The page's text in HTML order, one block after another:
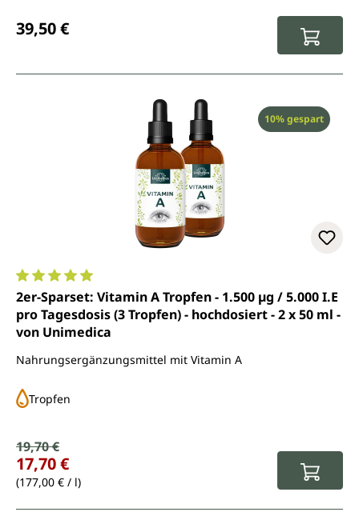
39,50 €
Rabatt
10% gespart
Durchschnittliche Bewertung von 5 von 5 Sternen
2er-Sparset: Vitamin A Tropfen - 1.500 µg / 5.000 I.E
pro Tagesdosis (3 Tropfen) - hochdosiert - 2 x 50 ml -
von Unimedica
Nahrungsergänzungsmittel mit Vitamin A
Tropfen
Verkaufspreis:
Regulärer Preis:
19,70 €
17,70 €
(177,00 € / l)